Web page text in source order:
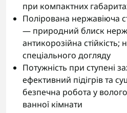
при компактних
Полірована нержавіюча
— природний блиск
антикорозійна стійкість;
спеціального догляду
Потужність при ступені
ефективний підігрів та
безпечна робота у
ванної кімнати